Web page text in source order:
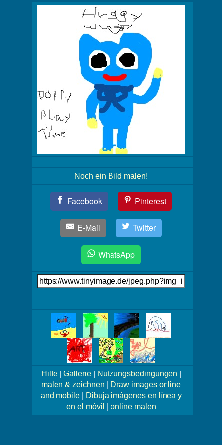
Noch ein Bild malen!
Facebook Pinterest
E-Mail Twitter
WhatsApp
Link
auf's
Bilder!
Hilfe| Gallerie| Nutzungsbedingungen
malen & zeichnen
Draw images online
and mobile|
Dibuja imágenes en línea y
en el móvil
online malen